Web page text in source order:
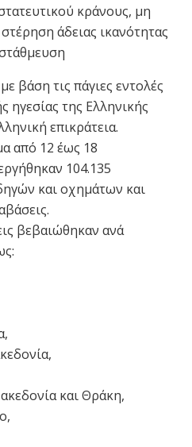
κράνους, μη
άδειας ικανότητας
βάση τις πάγιες εντολές
ηγεσίας της Ελληνικής
επικράτεια.
από 12 έως 18
104.135
και οχημάτων και
βεβαιώθηκαν ανά
και Θράκη,